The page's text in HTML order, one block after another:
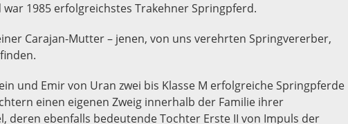
1985 erfolgreichstes Trakehner Springpferd.
Carajan-Mutter – jenen, von uns verehrten Springvererber,
und Emir von Uran zwei bis Klasse M erfolgreiche Springpferde
einen eigenen Zweig innerhalb der Familie ihrer
deren ebenfalls bedeutende Tochter Erste II von Impuls der